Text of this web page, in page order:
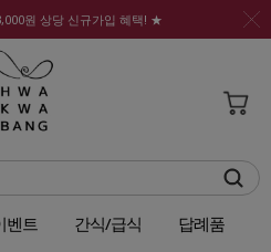
원 상당 신규가입 혜택! ★
벤트 간식/급식 답례품